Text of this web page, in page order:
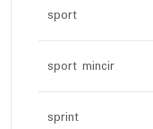
sport
sport mincir
sprint